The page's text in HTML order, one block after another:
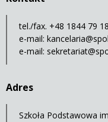
tel./fax. +48 1844 79
e-mail:
e-mail:
Adres
Szkoła Podstawowa